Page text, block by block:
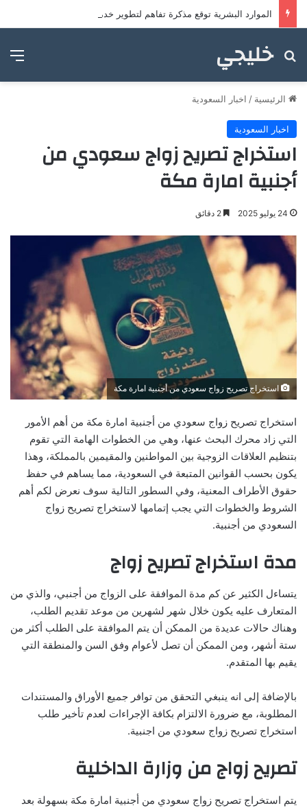
خليجي
بحث عن
الرئيسية / اخبار السعودية
اخبار السعودية
استخراج تصريح زواج سعودي من
أجنبية امارة مكة
24 يوليو 2025
استخراج تصريح زواج سعودي من أجنبية امارة مكة
استخراج تصريح زواج سعودي من أجنبية امارة مكة من أهم الأمور
التي زاد محرك البحث عنها، وهي من الخطوات الهامة التي تقوم
بتنظيم العلاقات الزوجية بين المواطنين والمقيمين بالمملكة، وهذا
يكون بحسب القوانين المتبعة في السعودية، مما يساهم في حفظ
حقوق الأطراف المعنية، وفي السطور التالية سوف نعرض لكم أهم
الشروط والخطوات التي يجب إتمامها لاستخراج تصريح زواج
السعودي من أجنبية.
مدة استخراج تصريح زواج
يتساءل الكثير عن كم مدة الموافقة على الزواج من أجنبي، والذي من
المتعارف عليه يكون خلال شهر لشهرين من موعد تقديم الطلب،
وهناك حالات عديدة من الممكن أن يتم الموافقة على الطلب أكثر من
ستة أشهر، ومن الممكن أن تصل لأعوام وفق السن والمنطقة التي
يقيم بها المتقدم.
بالإضافة إلى انه ينبغي التحقق من توافر جميع الأوراق والمستندات
المطلوبة، مع ضرورة الالتزام بكافة الإجراءات لعدم تأخير طلب
استخراج تصريح زواج سعودي من اجنبية.
تصريح زواج من وزارة الداخلية
يتم استخراج تصريح زواج سعودي من أجنبية امارة مكة بسهولة بعد